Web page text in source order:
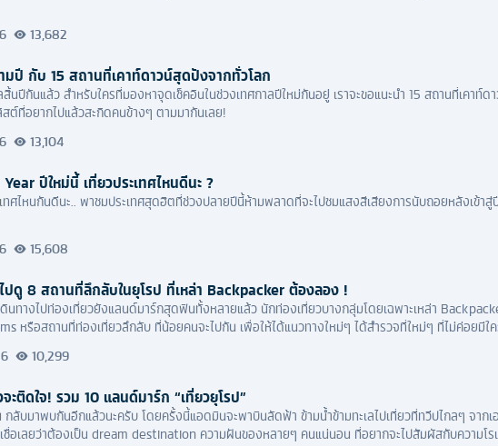
13,682
ปี กับ 15 สถานที่เคาท์ดาวน์สุดปังจากทั่วโลก
สิ้นปีกันแล้ว สำหรับใครที่มองหาจุดเช็คอินในช่วงเทศกาลปีใหม่กันอยู่ เราจะขอแนะนำ 15 สถานที่เคาท์ด
ต์ที่อยากไปแล้วสะกิดคนข้างๆ ตามมากันเลย!
13,104
ปีใหม่นี้ เที่ยวประเทศไหนดีนะ ?
ทศไหนกันดีนะ.. พาชมประเทศสุดฮิตที่ช่วงปลายปีนี้ห้ามพลาดที่จะไปชมแสงสีเสียงการนับถอยหลังเข้า
15,608
ปดู 8 สถานที่ลึกลับในยุโรป ที่เหล่า Backpacker ต้องลอง !
นทางไปท่องเที่ยวยังแลนด์มาร์กสุดฟินทั้งหลายแล้ว นักท่องเที่ยวบางกลุ่มโดยเฉพาะเหล่า
หรือสถานที่ท่องเที่ยวลึกลับ ที่น้อยคนจะไปกัน เพื่อให้ได้แนวทางใหม่ๆ ได้สำรวจที่ใหม่ๆ ที่ไม่ค่อยมีใ
10,299
ะติดใจ! รวม 10 แลนด์มาร์ก “เที่ยวยุโรป”
ลับมาพบกันอีกแล้วนะครับ โดยครั้งนี้แอดมินจะพาบินลัดฟ้า ข้ามน้ำข้ามทะเลไปเที่ยวที่ทวีปไกลๆ จากเ
ชื่อเลยว่าต้องเป็น dream destination ความฝันของหลายๆ คนแน่นอน ที่อยากจะไปสัมผัสกับความโ